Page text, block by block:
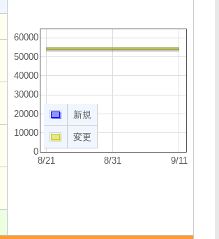
8/21 8/31 9/11
0
10000
20000
30000
40000
50000
60000
新規
変更